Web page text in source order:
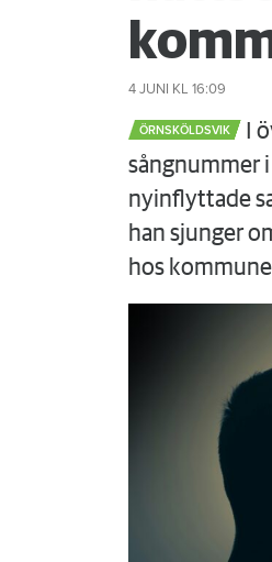
4 JUNI KL 16:09
ÖRNSKÖLDSVIK
I
sångnummer
nyinflyttade
han sjunger
hos